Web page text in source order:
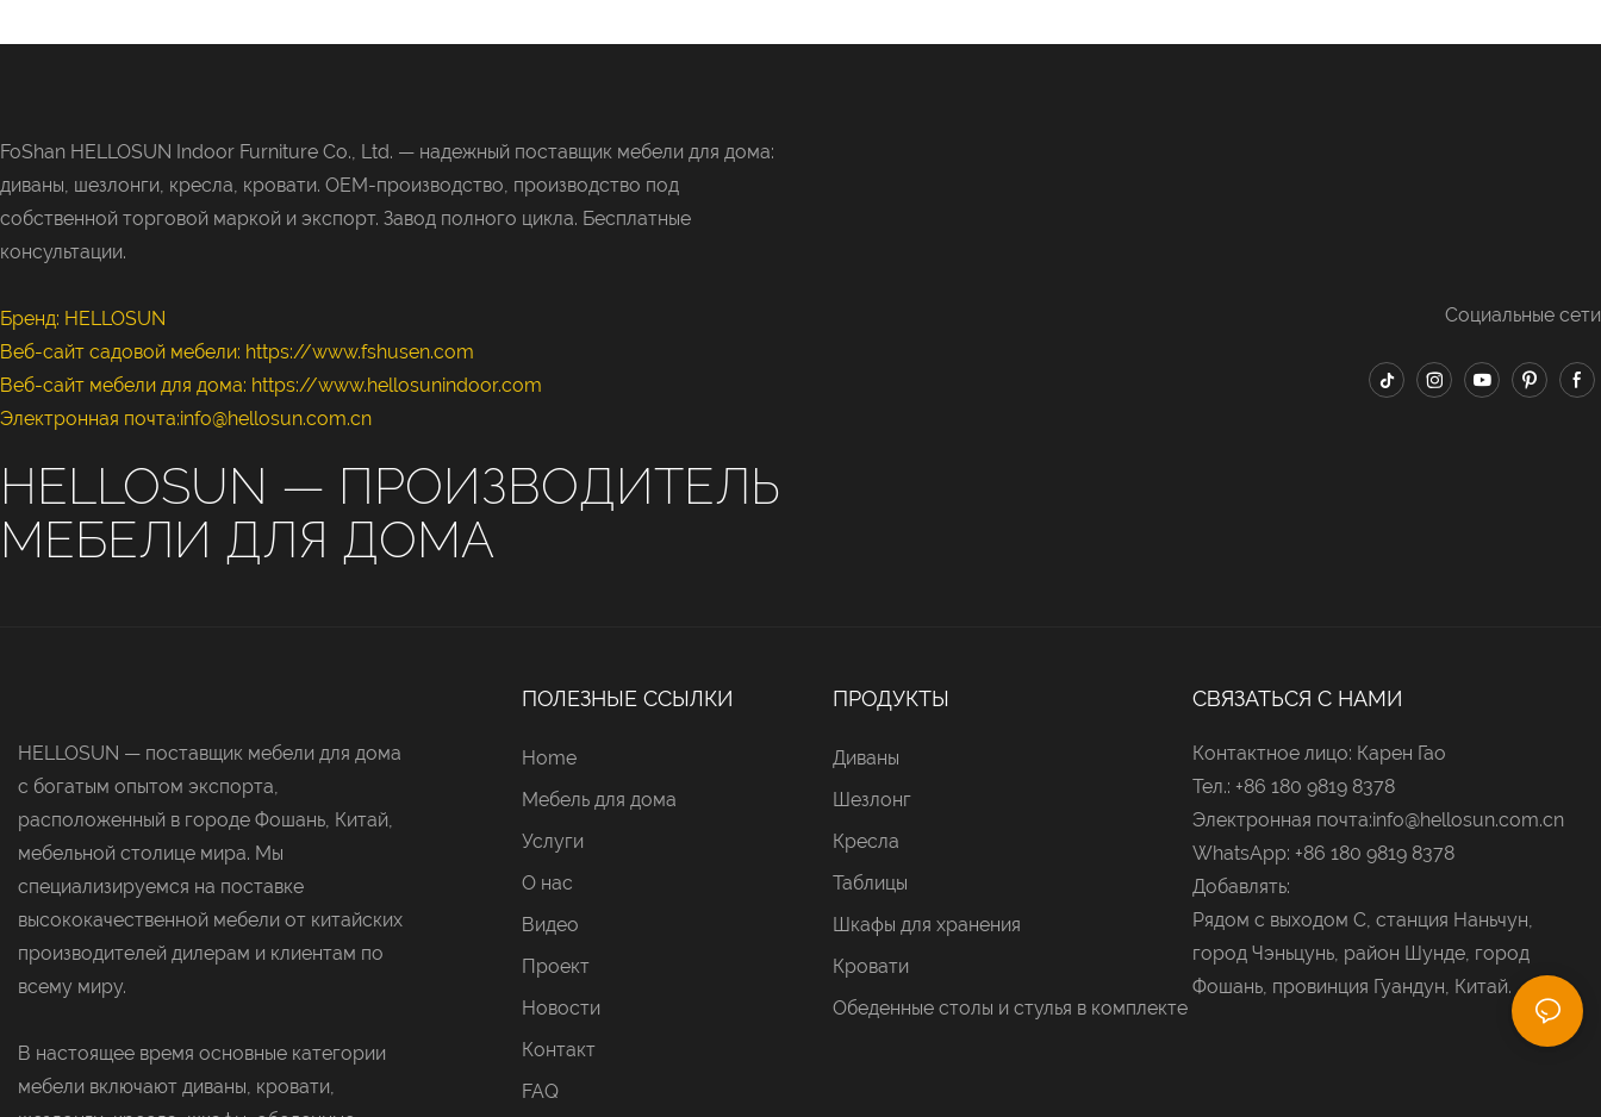
FoShan HELLOSUN Indoor Furniture Co., Ltd. — надежный поставщик мебели для дома:
диваны, шезлонги, кресла, кровати. OEM-производство, производство под
собственной торговой маркой и экспорт. Завод полного цикла. Бесплатные
консультации.
Бренд: HELLOSUN
Веб-сайт садовой мебели: https://www.fshusen.com
Веб-сайт мебели для дома: https://www.hellosunindoor.com
Электронная почта:info@hellosun.com.cn
HELLOSUN — ПРОИЗВОДИТЕЛЬ
МЕБЕЛИ ДЛЯ ДОМА
Социальные сети
HELLOSUN — поставщик мебели для дома
с богатым опытом экспорта,
расположенный в городе Фошань, Китай,
мебельной столице мира. Мы
специализируемся на поставке
высококачественной мебели от китайских
производителей дилерам и клиентам по
всему миру.
В настоящее время основные категории
мебели включают диваны, кровати,
ПОЛЕЗНЫЕ ССЫЛКИ
Home
Мебель для дома
Услуги
О нас
Видео
Проект
Новости
Контакт
FAQ
ПРОДУКТЫ
Диваны
Шезлонг
Кресла
Таблицы
Шкафы для хранения
Кровати
Обеденные столы и стулья в комплекте
СВЯЗАТЬСЯ С НАМИ
Контактное лицо: Карен Гао
Тел.: +86 180 9819 8378
Электронная почта:info@hellosun.com.cn
WhatsApp: +86 180 9819 8378
Добавлять:
Рядом с выходом C, станция Наньчун,
город Чэньцунь, район Шунде, город
Фошань, провинция Гуандун, Китай.